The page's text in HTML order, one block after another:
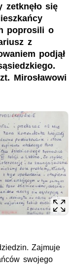
zetknęło się
poprosili o
z
podjął
Mirosławowi
Zajmuje
swojego